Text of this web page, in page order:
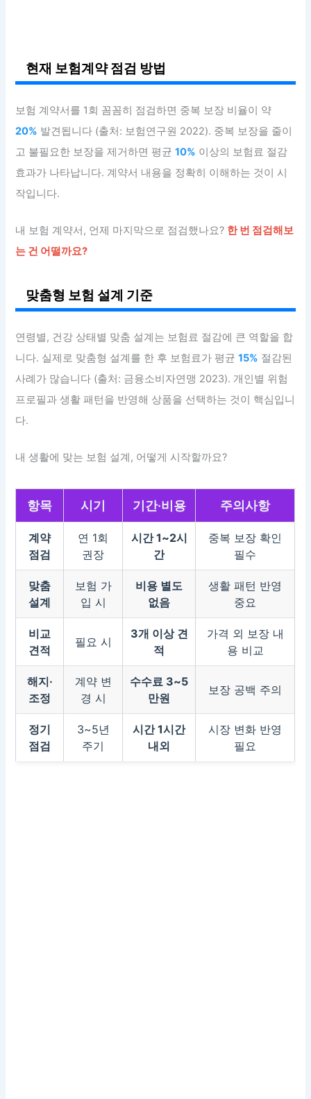
현재 보험계약 점검 방법
보험 계약서를 1회 꼼꼼히 점검하면 중복 보장 비율이 약
20% 발견됩니다 (출처: 보험연구원 2022). 중복 보장을 줄이
고 불필요한 보장을 제거하면 평균10% 이상의 보험료 절감
효과가 나타납니다. 계약서 내용을 정확히 이해하는 것이 시
작입니다.
내 보험 계약서, 언제 마지막으로 점검했나요? 한 번 점검해보
는 건 어떨까요?
맞춤형 보험 설계 기준
연령별, 건강 상태별 맞춤 설계는 보험료 절감에 큰 역할을 합
니다. 실제로 맞춤형 설계를 한 후 보험료가 평균15% 절감된
사례가 많습니다 (출처: 금융소비자연맹 2023). 개인별 위험
프로필과 생활 패턴을 반영해 상품을 선택하는 것이 핵심입니
다.
내 생활에 맞는 보험 설계, 어떻게 시작할까요?
항목 시기 기간·비용 주의사항
계약
점검
연 1회
권장
시간 1~2시
간
중복 보장 확인
필수
맞춤
설계
보험 가
입 시
비용 별도
없음
생활 패턴 반영
중요
비교
견적
필요 시
3개 이상 견
적
가격 외 보장 내
용 비교
해지·
조정
계약 변
경 시
수수료 3~5
만원
보장 공백 주의
정기
점검
3~5년
주기
시간 1시간
내외
시장 변화 반영
필요